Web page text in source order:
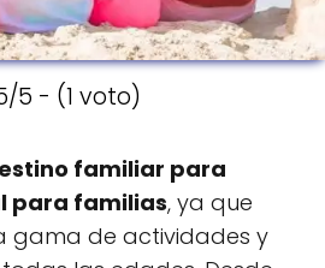
5 - (1 voto)
familiar para
para familias, ya que
gama de actividades y